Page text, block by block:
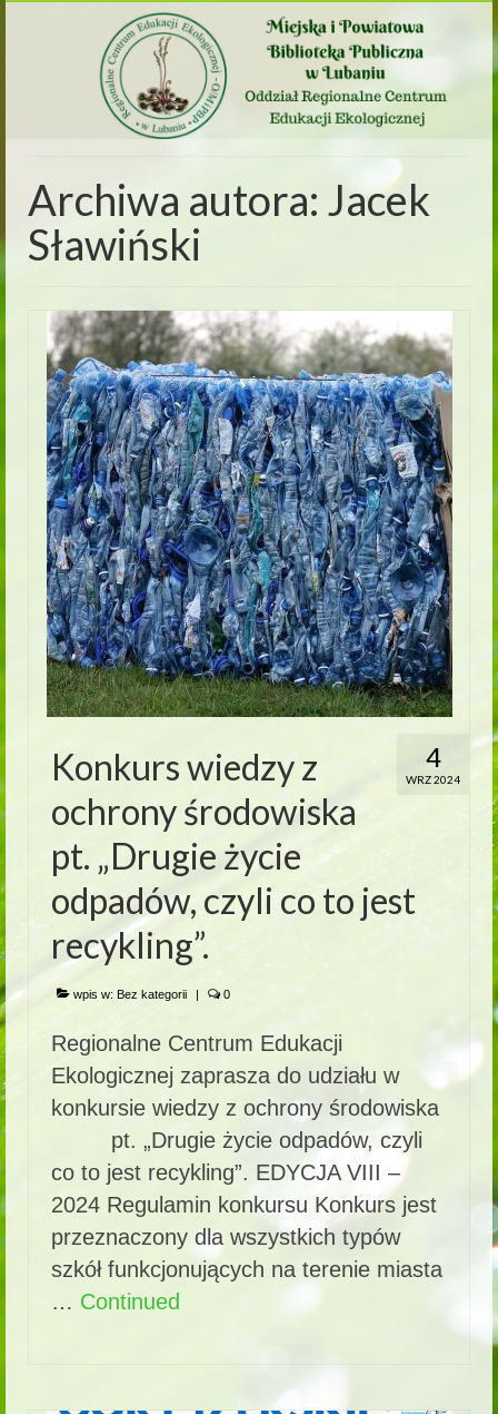
Archiwa autora: Jacek
Sławiński
4
WRZ 2024
Konkurs wiedzy z
ochrony środowiska
pt. „Drugie życie
odpadów, czyli co to jest
recykling”.
wpis w: Bez kategorii | 0
Regionalne Centrum Edukacji
Ekologicznej zaprasza do udziału w
konkursie wiedzy z ochrony środowiska
pt. „Drugie życie odpadów, czyli
co to jest recykling”. EDYCJA VIII –
2024 Regulamin konkursu Konkurs jest
przeznaczony dla wszystkich typów
szkół funkcjonujących na terenie miasta
… Continued